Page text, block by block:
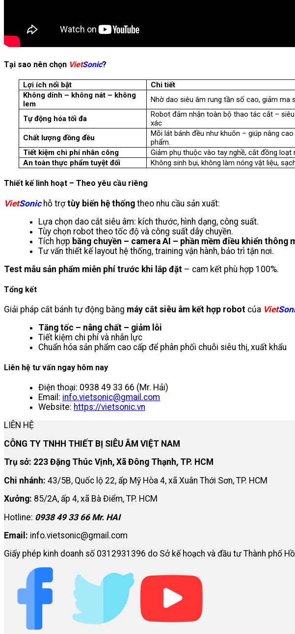
Tại sao nên chọn VietSonic?
Lợi ích nổi bật
Chi tiết
Không dính – không nát – không
lem
Nhờ dao siêu âm rung tần số cao, giảm ma
Tự động hóa tối đa
Robot đảm nhận toàn bộ thao tác cắt – siêu
xác
Chất lượng đồng đều
Mỗi lát bánh đều như khuôn – giúp nâng
phẩm.
Tiết kiệm chi phí nhân công
Giảm phụ thuộc vào tay nghề, cắt đồng loạt
An toàn thực phẩm tuyệt đối
Không sinh bụi, không làm nóng vật liệu,
Thiết kế linh hoạt – Theo yêu cầu riêng
VietSonichỗ trợtùy biến hệ thống theo nhu cầu sản xuất:
Lựa chọn dao cắt siêu âm: kích thước, hình dạng, công suất.
Tùy chọn robot theo tốc độ và công suất dây chuyền.
Tích hợp băng chuyền – camera AI – phần mềm điều khiển thông
Tư vấn thiết kế layout hệ thống, training vận hành, bảo trì tận nơi.
Test mẫu sản phẩm miễn phí trước khi lắp đặt – cam kết phù hợp 100%.
Tổng kết
Giải pháp cắt bánh tự động bằng máy cắt siêu âm kết hợp robot của Viet
Tăng tốc – nâng chất – giảm lỗi
Tiết kiệm chi phí và nhân lực
Chuẩn hóa sản phẩm cao cấp để phân phối chuỗi siêu thị, xuất khẩu
Liên hệ tư vấn ngay hôm nay
Điện thoại: 0938 49 33 66 (Mr. Hải)
Email: info.vietsonic@gmail.com
Website: https://vietsonic.vn
LIÊN HỆ
CÔNG TY TNHH THIẾT BỊ SIÊU ÂM VIỆT NAM
Trụ sở: 223 Đặng Thúc Vịnh, Xã Đông Thạnh, TP. HCM
Chi nhánh: 43/5B, Quốc lộ 22, ấp Mỹ Hòa 4, xã Xuân Thới Sơn, TP. HCM
Xưởng: 85/2A, ấp 4, xã Bà Điểm, TP. HCM
Hotline: 0938 49 33 66 Mr. HAI
Email: info.vietsonic@gmail.com
Giấy phép kinh doanh số 0312931396 do Sở kế hoạch và đầu tư Thành phố